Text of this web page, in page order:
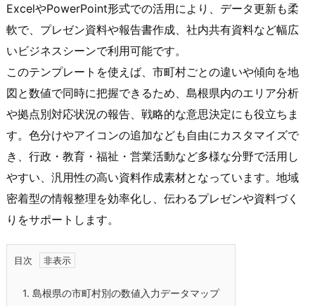
ExcelやPowerPoint形式での活用により、データ更新も柔
軟で、プレゼン資料や報告書作成、社内共有資料など幅広
いビジネスシーンで利用可能です。
このテンプレートを使えば、市町村ごとの違いや傾向を地
図と数値で同時に把握できるため、島根県内のエリア分析
や拠点別対応状況の報告、戦略的な意思決定にも役立ちま
す。色分けやアイコンの追加なども自由にカスタマイズで
き、行政・教育・福祉・営業活動など多様な分野で活用し
やすい、汎用性の高い資料作成素材となっています。地域
密着型の情報整理を効率化し、伝わるプレゼンや資料づく
りをサポートします。
目次
1. 島根県の市町村別の数値入力データマップ